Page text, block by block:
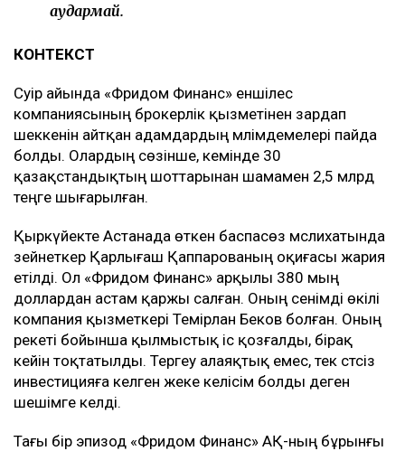
аудармай.
КОНТЕКСТ
Сәуір айында «Фридом Финанс» еншілес
компаниясының брокерлік қызметінен зардап
шеккенін айтқан адамдардың мәлімдемелері пайда
болды. Олардың сөзінше, кемінде 30
қазақстандықтың шоттарынан шамамен 2,5 млрд
теңге шығарылған.
Қыркүйекте Астанада өткен баспасөз мәслихатында
зейнеткер Қарлығаш Қаппарованың оқиғасы жария
етілді. Ол «Фридом Финанс» арқылы 380 мың
доллардан астам қаржы салған. Оның сенімді өкілі
компания қызметкері Темірлан Беков болған. Оның
әрекеті бойынша қылмыстық іс қозғалды, бірақ
кейін тоқтатылды. Тергеу алаяқтық емес, тек сәтсіз
инвестицияға әкелген жеке келісім болды деген
шешімге келді.
Тағы бір эпизод «Фридом Финанс» АҚ-ның бұрынғы